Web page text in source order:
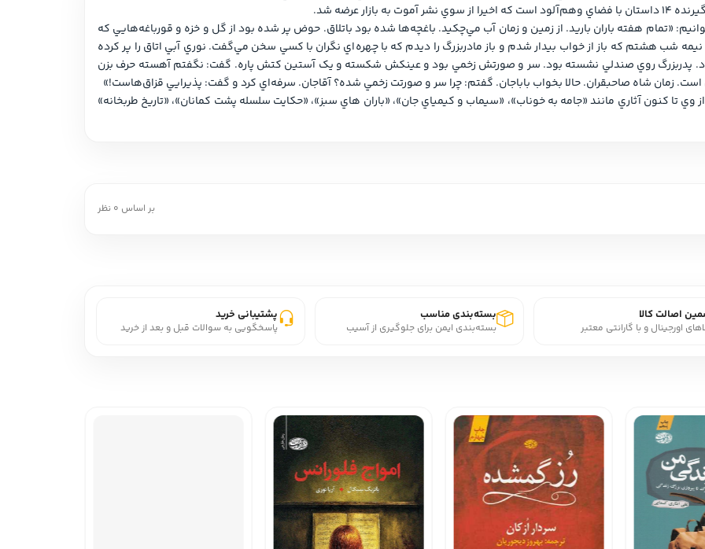
بر اساس 0 نظر
اصالت کالا
اورجینال و با گارانتی معتبر
بسته‌بندی مناسب
بسته‌بندی ایمن برای جلوگیری از آسیب
پشتیبانی خرید
پاسخگویی به سوالات قبل و بعد از خرید